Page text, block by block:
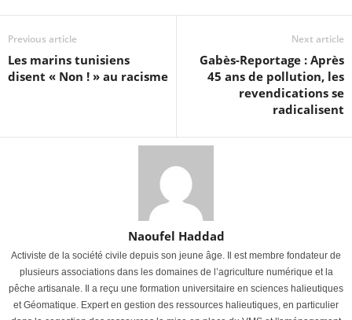
Previous article
Les marins tunisiens
disent « Non ! » au racisme
Next article
Gabès-Reportage : Après
45 ans de pollution, les
revendications se
radicalisent
Naoufel Haddad
Activiste de la société civile depuis son jeune âge. Il est membre fondateur de
plusieurs associations dans les domaines de l’agriculture numérique et la
pêche artisanale. Il a reçu une formation universitaire en sciences halieutiques
et Géomatique. Expert en gestion des ressources halieutiques, en particulier